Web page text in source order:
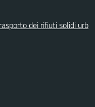
dei rifiuti solidi urb